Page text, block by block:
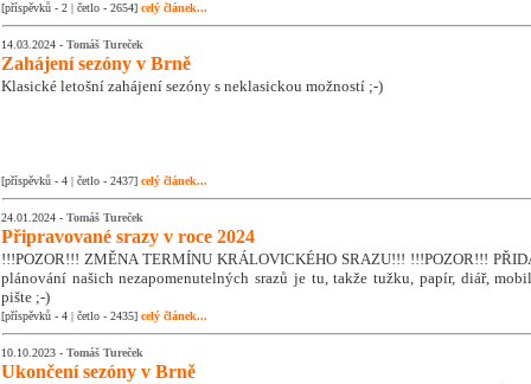
[příspěvků - 2 | četlo - 2654] celý článek...
14.03.2024 - Tomáš Tureček
Zahájení sezóny v Brně
Klasické letošní zahájení sezóny s neklasickou možností ;-)
[příspěvků - 4 | četlo - 2437] celý článek...
24.01.2024 - Tomáš Tureček
Připravované srazy v roce 2024
!!!POZOR!!! ZMĚNA TERMÍNU KRÁLOVICKÉHO SRAZU!!! !!!POZOR!!!
plánování našich nezapomenutelných srazů je tu, takže tužku, papír, diář,
pište ;-)
[příspěvků - 4 | četlo - 2435] celý článek...
10.10.2023 - Tomáš Tureček
Ukončení sezóny v Brně